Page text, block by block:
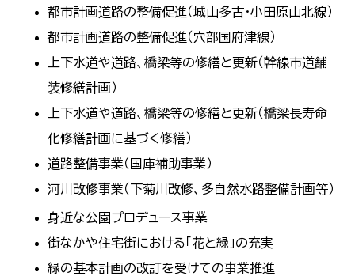
都市計画道路の整備促進（城山多古・小田原山北線）
都市計画道路の整備促進（穴部国府津線）
上下水道や道路、橋梁等の修繕と更新（幹線市道舗
装修繕計画）
上下水道や道路、橋梁等の修繕と更新（橋梁長寿命
化修繕計画に基づく修繕）
道路整備事業（国庫補助事業）
河川改修事業（下菊川改修、多自然水路整備計画等）
身近な公園プロデュース事業
街なかや住宅街における「花と緑」の充実
緑の基本計画の改訂を受けての事業推進